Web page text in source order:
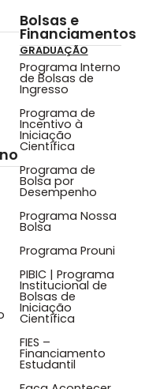
Bolsas e
Financiamentos
GRADUAÇÃO
Programa Interno
de Bolsas de
Ingresso
Programa de
Incentivo à
Iniciação
Científica
Programa de
Bolsa por
Desempenho
Programa Nossa
Bolsa
Programa Prouni
PIBIC | Programa
Institucional de
Bolsas de
Iniciação
Científica
FIES –
Financiamento
Estudantil